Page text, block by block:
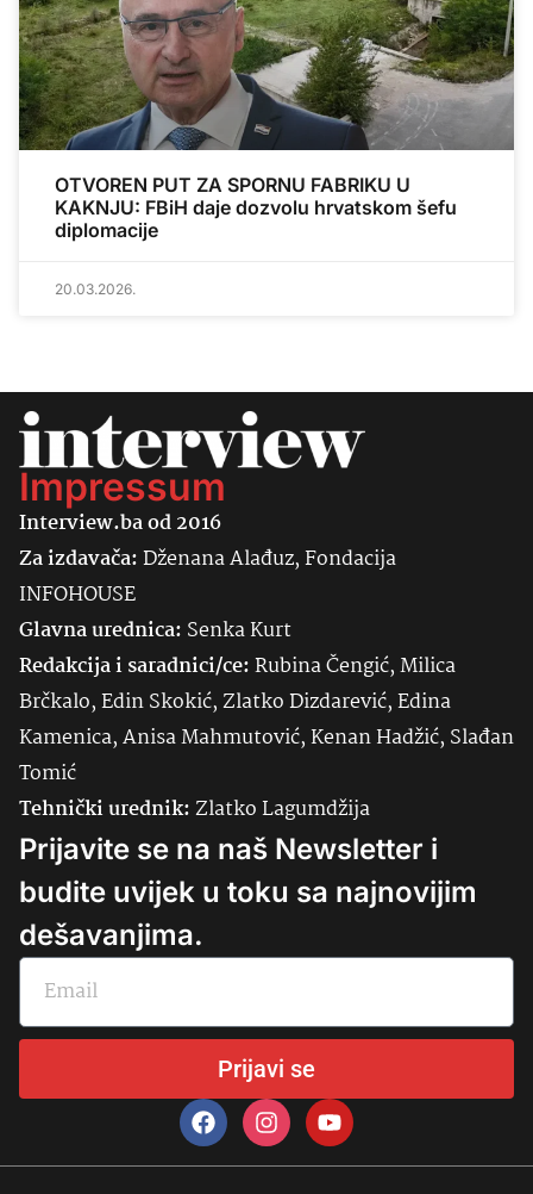
OTVOREN PUT ZA SPORNU FABRIKU U
KAKNJU: FBiH daje dozvolu hrvatskom šefu
diplomacije
20.03.2026.
Impressum
Interview.ba od 2016
Za izdavača:Dženana Alađuz, Fondacija
INFOHOUSE
Glavna urednica: SenkaKurt
Redakcija i saradnici/ce:Rubina Čengić, Milica
Brčkalo, Edin Skokić, Zlatko Dizdarević, Edina
Kamenica, Anisa Mahmutović, Kenan Hadžić, Slađan
Tomić
Tehnički urednik:Zlatko Lagumdžija
Prijavite se na naš Newsletter i
budite uvijek u toku sa najnovijim
dešavanjima.
Prijavi se